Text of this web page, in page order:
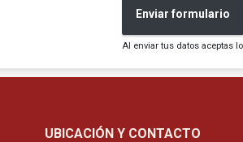
Enviar formulario
Al enviar tus datos aceptas
UBICACIÓN Y CONTACTO